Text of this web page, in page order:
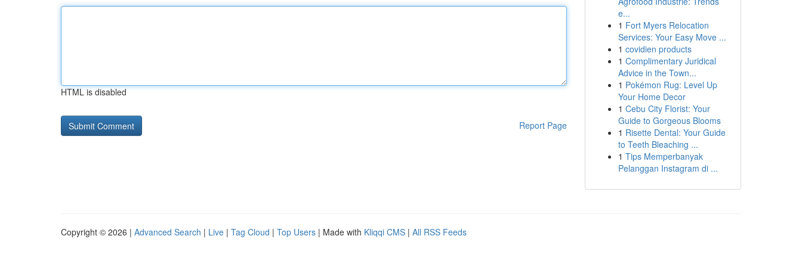
HTML is disabled
Report Page
e...
1 Fort Myers Relocation
Services: Your Easy Move ...
1 covidien products
1 Complimentary Juridical
Advice in the Town...
1 Pokémon Rug: Level Up
Your Home Decor
1 Cebu City Florist: Your
Guide to Gorgeous Blooms
1 Risette Dental: Your Guide
to Teeth Bleaching ...
1 Tips Memperbanyak
Pelanggan Instagram di ...
Copyright © 2026 | Advanced Search | Live | Tag Cloud | Top Users | Made with Kliqqi CMS | All RSS Feeds